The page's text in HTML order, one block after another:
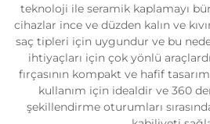
teknoloji ile seramik kaplamayı
cihazlar ince ve düzden kalın ve
saç tipleri için uygundur ve bu
ihtiyaçları için çok yönlü
fırçasının kompakt ve hafif
kullanım için idealdir ve 360
şekillendirme oturumları